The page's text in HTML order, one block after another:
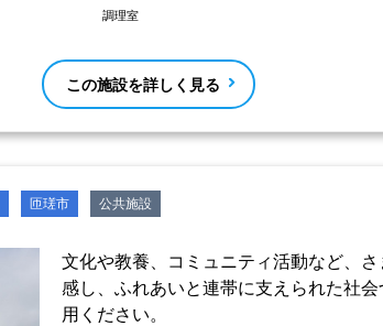
調理室
この施設を詳しく見る
匝瑳市 公共施設
文化や教養、コミュニティ活動など、
感し、ふれあいと連帯に支えられた社
用ください。